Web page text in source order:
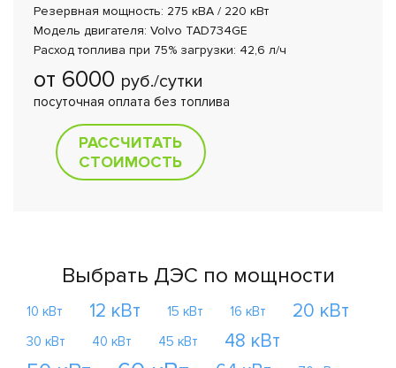
Резервная мощность: 275 кВА / 220 кВт
Модель двигателя: Volvo TAD734GE
Расход топлива при 75% загрузки: 42,6 л/ч
от 6000 руб./сутки
посуточная оплата без топлива
РАССЧИТАТЬ
СТОИМОСТЬ
Выбрать ДЭС по мощности
10 кВт 12 кВт 15 кВт 16 кВт 20 кВт
30 кВт 40 кВт 45 кВт 48 кВт